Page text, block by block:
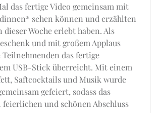
das fertige Video gemeinsam mit
sehen können und erzählten
dieser Woche erlebt haben. Als
und mit großem Applaus
das fertige
USB-Stick überreicht. Mit einem
Saftcocktails und Musik wurde
gefeiert, sodass das
und schönen Abschluss